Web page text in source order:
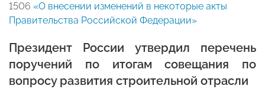
1506 «О внесении изменений в некоторые акты
Правительства Российской Федерации»
Президент России утвердил перечень
поручений по итогам совещания по
вопросу развития строительной отрасли